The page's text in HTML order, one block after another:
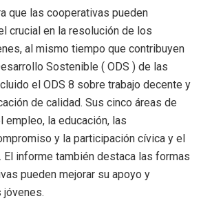
que las cooperativas pueden
crucial en la resolución de los
al mismo tiempo que contribuyen
Sostenible ( ODS ) de las
el ODS 8 sobre trabajo decente y
de calidad. Sus cinco áreas de
empleo, la educación, las
y la participación cívica y el
informe también destaca las formas
pueden mejorar su apoyo y